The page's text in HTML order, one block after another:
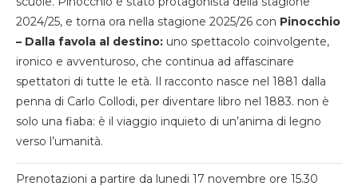
2024/25, e torna ora nella stagione 2025/26 con Pinocchio
– Dalla favola al destino: uno spettacolo coinvolgente,
ironico e avventuroso, che continua ad affascinare
spettatori di tutte le età. Il racconto nasce nel 1881 dalla
penna di Carlo Collodi, per diventare libro nel 1883. non è
solo una fiaba: è il viaggio inquieto di un’anima di legno
verso l’umanità.
Prenotazioni a partire da lunedi 17 novembre ore 15.30